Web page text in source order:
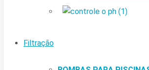
Filtração